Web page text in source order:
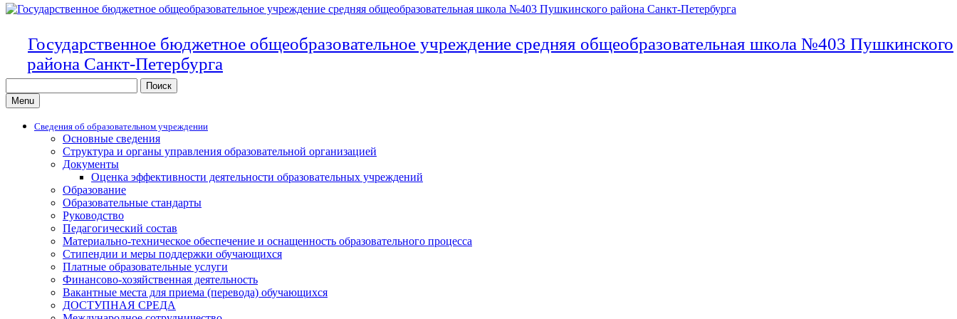
Государственное бюджетное общеобразовательное учреждение средняя общеобразовательная школа №403 Пушкинского
района Санкт-Петербурга
for:Menu
Сведения об образовательном учреждении
Основные сведения
Структура и органы управления образовательной организацией
Документы
Оценка эффективности деятельности образовательных учреждений
Образование
Образовательные стандарты
Руководство
Педагогический состав
Материально-техническое обеспечение и оснащенность образовательного процесса
Стипендии и меры поддержки обучающихся
Платные образовательные услуги
Финансово-хозяйственная деятельность
Вакантные места для приема (перевода) обучающихся
ДОСТУПНАЯ СРЕДА